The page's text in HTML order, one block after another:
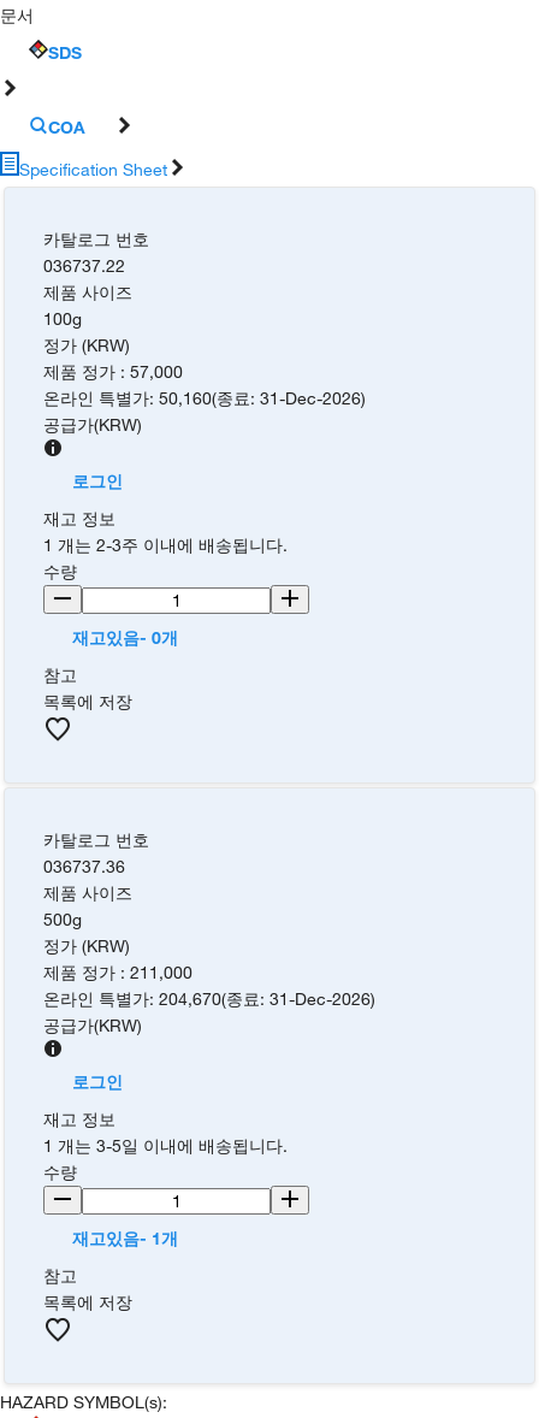
문서
SDS
COA
Specification Sheet
카탈로그 번호
036737.22
제품 사이즈
100g
정가 (KRW)
제품 정가 :57,000
온라인 특별가:50,160(종료:31-Dec-2026)
공급가(KRW)
로그인
재고 정보
1 개는 2-3주 이내에 배송됩니다.
수량
재고있음- 0개
참고
목록에 저장
카탈로그 번호
036737.36
제품 사이즈
500g
정가 (KRW)
제품 정가 :211,000
온라인 특별가:204,670(종료:31-Dec-2026)
공급가(KRW)
로그인
재고 정보
1 개는 3-5일 이내에 배송됩니다.
수량
재고있음- 1개
참고
목록에 저장
HAZARD SYMBOL(s):